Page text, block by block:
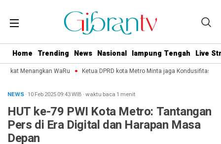
Home Trending News Nasional lampung Tengah Live
Menangkan WaRu Ketua DPRD kota Metro Minta jaga Kondusifitas
NEWS· 10 Feb 202509:43WIB ·waktu baca 1 menit
HUT ke-79 PWI Kota Metro: Tantangan
Pers di Era Digital dan Harapan Masa
Depan